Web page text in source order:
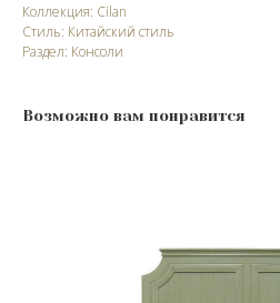
Коллекция: Cilan
Стиль: Китайский стиль
Раздел: Консоли
Возможно вам понравится